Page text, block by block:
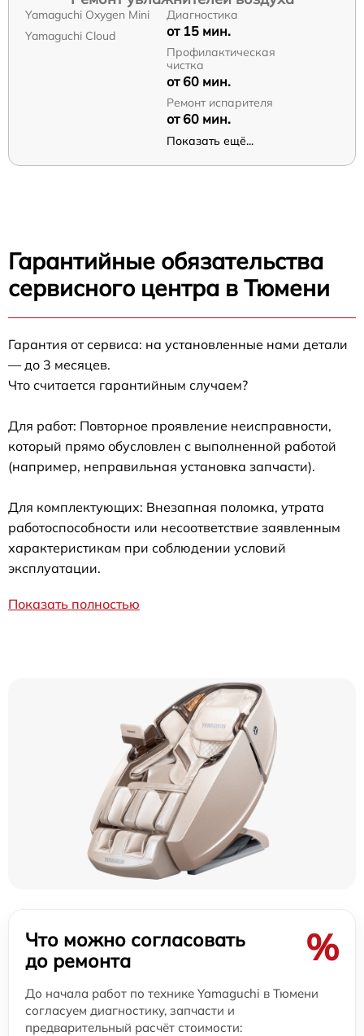
Yamaguchi Oxygen Mini
Yamaguchi Cloud
Диагностика
от 15 мин.
Профилактическая
чистка
от 60 мин.
Ремонт испарителя
от 60 мин.
Показать ещё...
Гарантийные обязательства
сервисного центра в Тюмени
Гарантия от сервиса: на установленные нами детали
— до 3 месяцев.
Что считается гарантийным случаем?
Для работ: Повторное проявление неисправности,
который прямо обусловлен с выполненной работой
(например, неправильная установка запчасти).
Для комплектующих: Внезапная поломка, утрата
работоспособности или несоответствие заявленным
характеристикам при соблюдении условий
эксплуатации.
Показать полностью
Что можно согласовать
до ремонта
%
До начала работ по технике Yamaguchi в Тюмени
согласуем диагностику, запчасти и
предварительный расчёт стоимости: